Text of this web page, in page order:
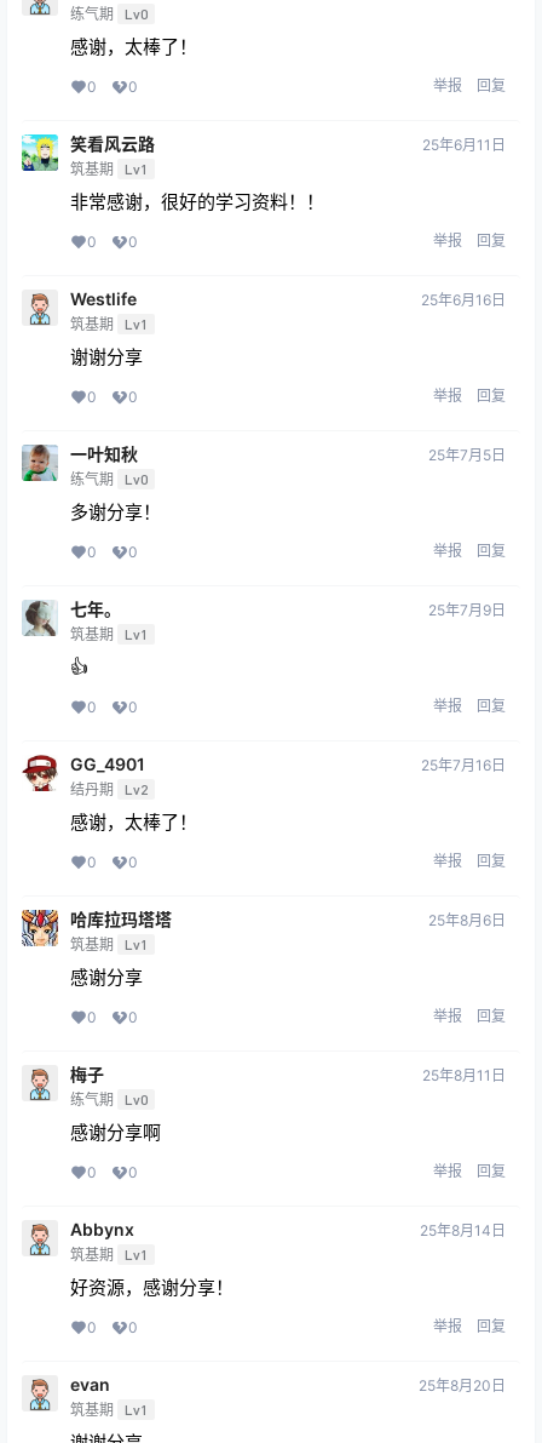
练气期 Lv0
感谢，太棒了！
0 0 举报 回复
笑看风云路
筑基期 Lv1
25年6月11日
非常感谢，很好的学习资料！！
0 0 举报 回复
Westlife
筑基期 Lv1
25年6月16日
谢谢分享
0 0 举报 回复
一叶知秋
练气期 Lv0
25年7月5日
多谢分享！
0 0 举报 回复
七年。
筑基期 Lv1
25年7月9日
👍
0 0 举报 回复
GG_4901
结丹期 Lv2
25年7月16日
感谢，太棒了！
0 0 举报 回复
哈库拉玛塔塔
筑基期 Lv1
25年8月6日
感谢分享
0 0 举报 回复
梅子
练气期 Lv0
25年8月11日
感谢分享啊
0 0 举报 回复
Abbynx
筑基期 Lv1
25年8月14日
好资源，感谢分享！
0 0 举报 回复
evan
筑基期 Lv1
25年8月20日